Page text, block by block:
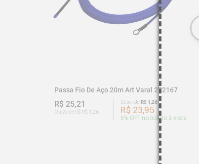
Passa Fio De Aço 20m Art Varal 272167
R$ 25,21
Ou 2x de R$ R$ 1,26
Desc. de R$ 1,26
R$ 23,95
5% OFF no boleto à vista